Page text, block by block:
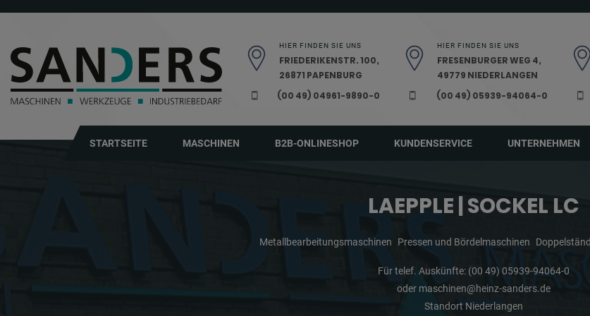
HIER FINDEN SIE UNS
FRIEDERIKENSTR. 100,
26871 PAPENBURG
(00 49) 04961-9890-0
HIER FINDEN SIE UNS
FRESENBURGER WEG 4,
49779 NIEDERLANGEN
(00 49) 05939-94064-0
STARTSEITE MASCHINEN B2B-ONLINESHOP KUNDENSERVICE UNTERNEHMEN
LAEPPLE | SOCKEL LC
Metallbearbeitungsmaschinen Pressen und Bördelmaschinen
Für telef. Auskünfte: (00 49) 05939-94064-0
oder maschinen@heinz-sanders.de
Standort Niederlangen